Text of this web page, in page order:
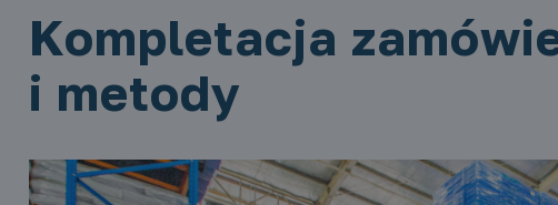
Kompletacja
i metody